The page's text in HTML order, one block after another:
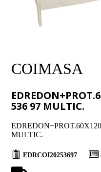
COIMASA
536 97 MULTIC.
MULTIC.
EDRCOI20253697